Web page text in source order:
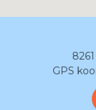
GPS